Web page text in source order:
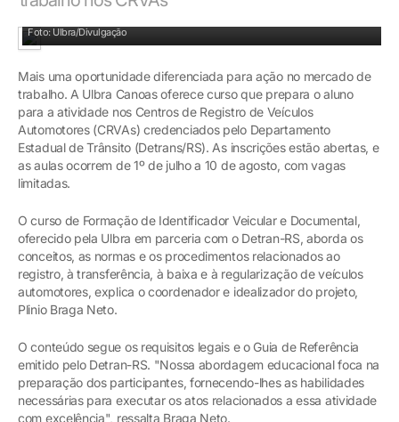
Foto: Ulbra/Divulgação
Mais uma oportunidade diferenciada para ação no mercado de
trabalho. A Ulbra Canoas oferece curso que prepara o aluno
para a atividade nos Centros de Registro de Veículos
Automotores (CRVAs) credenciados pelo Departamento
Estadual de Trânsito (Detrans/RS). As inscrições estão abertas, e
as aulas ocorrem de 1º de julho a 10 de agosto, com vagas
limitadas.
O curso de Formação de Identificador Veicular e Documental,
oferecido pela Ulbra em parceria com o Detran-RS, aborda os
conceitos, as normas e os procedimentos relacionados ao
registro, à transferência, à baixa e à regularização de veículos
automotores, explica o coordenador e idealizador do projeto,
Plinio Braga Neto.
O conteúdo segue os requisitos legais e o Guia de Referência
emitido pelo Detran-RS. "Nossa abordagem educacional foca na
preparação dos participantes, fornecendo-lhes as habilidades
necessárias para executar os atos relacionados a essa atividade
com excelência", ressalta Braga Neto.